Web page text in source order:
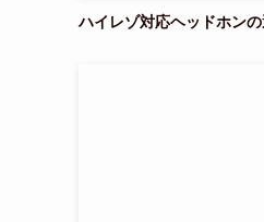
ハイレゾ対応ヘッドホン